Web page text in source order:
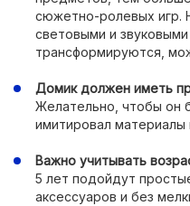
сюжетно-ролевых игр.
световыми и
трансформируются,
Домик должен иметь
Желательно, чтобы он
имитировал
Важно учитывать
5 лет подойдут
аксессуаров и без